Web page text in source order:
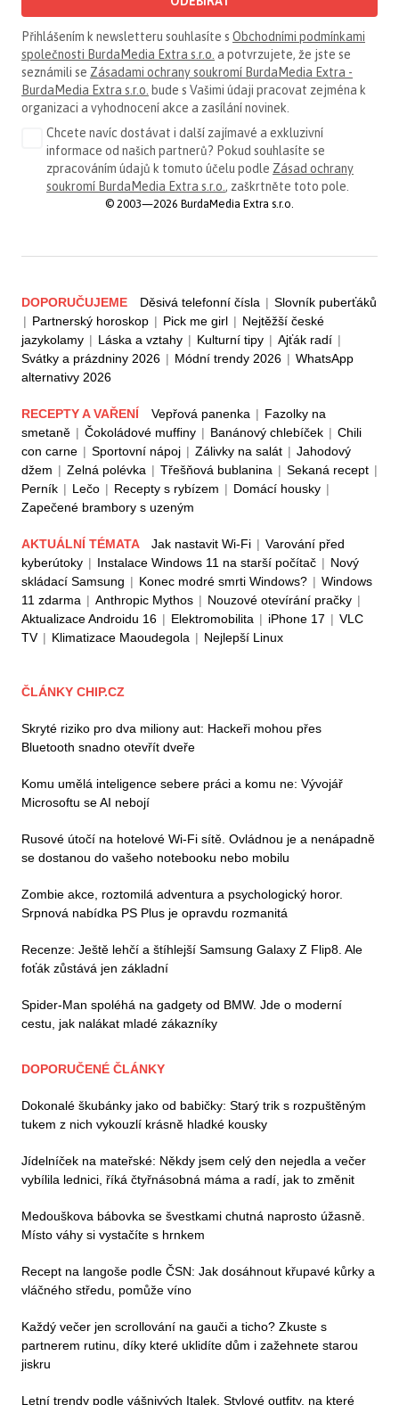
Přihlášením k newsletteru souhlasíte s Obchodními podmínkami
společnosti BurdaMedia Extra s.r.o. a potvrzujete, že jste se
seznámili se Zásadami ochrany soukromí BurdaMedia Extra -
BurdaMedia Extra s.r.o. bude s Vašimi údaji pracovat zejména k
organizaci a vyhodnocení akce a zasílání novinek.
Chcete navíc dostávat i další zajímavé a exkluzivní
informace od našich partnerů? Pokud souhlasíte se
zpracováním údajů k tomuto účelu podle Zásad ochrany
soukromí BurdaMedia Extra s.r.o. , zaškrtněte toto pole.
© 2003—2026 BurdaMedia Extra s.r.o.
DOPORUČUJEME Děsivá telefonní čísla | Slovník puberťáků
| Partnerský horoskop | Pick me girl | Nejtěžší české
jazykolamy | Láska a vztahy | Kulturní tipy | Ajťák radí |
Svátky a prázdniny 2026 | Módní trendy 2026 | WhatsApp
alternativy 2026
RECEPTY A VAŘENÍ Vepřová panenka | Fazolky na
smetaně | Čokoládové muffiny | Banánový chlebíček | Chili
con carne | Sportovní nápoj | Zálivky na salát | Jahodový
džem | Zelná polévka | Třešňová bublanina | Sekaná recept |
Perník | Lečo | Recepty s rybízem | Domácí housky |
Zapečené brambory s uzeným
AKTUÁLNÍ TÉMATA Jak nastavit Wi-Fi | Varování před
kyberútoky | Instalace Windows 11 na starší počítač | Nový
skládací Samsung | Konec modré smrti Windows? | Windows
11 zdarma | Anthropic Mythos | Nouzové otevírání pračky |
Aktualizace Androidu 16 | Elektromobilita | iPhone 17 | VLC
TV | Klimatizace Maoudegola | Nejlepší Linux
ČLÁNKY CHIP.CZ
Skryté riziko pro dva miliony aut: Hackeři mohou přes
Bluetooth snadno otevřít dveře
Komu umělá inteligence sebere práci a komu ne: Vývojář
Microsoftu se AI nebojí
Rusové útočí na hotelové Wi-Fi sítě. Ovládnou je a nenápadně
se dostanou do vašeho notebooku nebo mobilu
Zombie akce, roztomilá adventura a psychologický horor.
Srpnová nabídka PS Plus je opravdu rozmanitá
Recenze: Ještě lehčí a štíhlejší Samsung Galaxy Z Flip8. Ale
foťák zůstává jen základní
Spider-Man spoléhá na gadgety od BMW. Jde o moderní
cestu, jak nalákat mladé zákazníky
DOPORUČENÉ ČLÁNKY
Dokonalé škubánky jako od babičky: Starý trik s rozpuštěným
tukem z nich vykouzlí krásně hladké kousky
Jídelníček na mateřské: Někdy jsem celý den nejedla a večer
vybílila lednici, říká čtyřnásobná máma a radí, jak to změnit
Medouškova bábovka se švestkami chutná naprosto úžasně.
Místo váhy si vystačíte s hrnkem
Recept na langoše podle ČSN: Jak dosáhnout křupavé kůrky a
vláčného středu, pomůže víno
Každý večer jen scrollování na gauči a ticho? Zkuste s
partnerem rutinu, díky které uklidíte dům i zažehnete starou
jiskru
Letní trendy podle vášnivých Italek. Stylové outfity, na které